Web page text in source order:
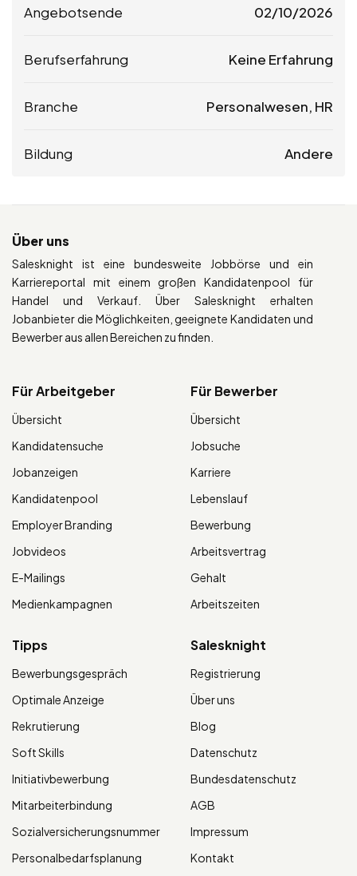
Angebotsende 02/10/2026
Berufserfahrung Keine Erfahrung
Branche Personalwesen, HR
Bildung Andere
Über uns
Salesknight ist eine bundesweite Jobbörse und ein
Karriereportal mit einem großen Kandidatenpool für
Handel und Verkauf. Über Salesknight erhalten
Jobanbieter die Möglichkeiten, geeignete Kandidaten und
Bewerber aus allen Bereichen zu finden.
Für Arbeitgeber
Übersicht
Kandidatensuche
Jobanzeigen
Kandidatenpool
Employer Branding
Jobvideos
E-Mailings
Medienkampagnen
Für Bewerber
Übersicht
Jobsuche
Karriere
Lebenslauf
Bewerbung
Arbeitsvertrag
Gehalt
Arbeitszeiten
Tipps
Bewerbungsgespräch
Optimale Anzeige
Rekrutierung
Soft Skills
Initiativbewerbung
Mitarbeiterbindung
Sozialversicherungsnummer
Personalbedarfsplanung
Salesknight
Registrierung
Über uns
Blog
Datenschutz
Bundesdatenschutz
AGB
Impressum
Kontakt